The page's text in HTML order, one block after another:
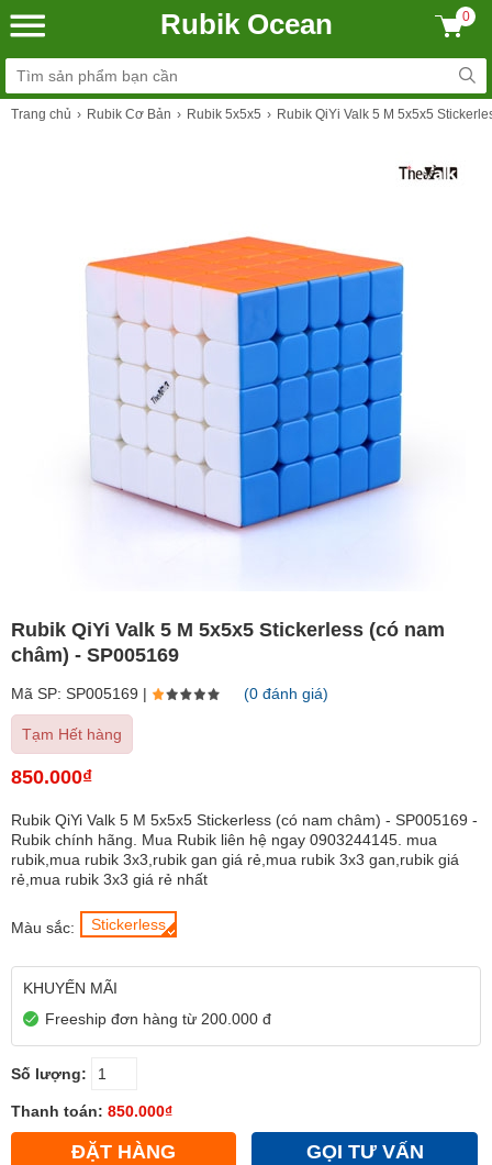
Rubik Ocean 0
Trang chủ Rubik Cơ Bản Rubik 5x5x5 Rubik QiYi Valk 5 M 5x5x5
Rubik QiYi Valk 5 M 5x5x5 Stickerless (có nam
châm) - SP005169
Mã SP: SP005169 | (0 đánh giá)
Tạm Hết hàng
850.000₫
Rubik QiYi Valk 5 M 5x5x5 Stickerless (có nam châm) - SP005169 -
Rubik chính hãng. Mua Rubik liên hệ ngay 0903244145. mua
rubik,mua rubik 3x3,rubik gan giá rẻ,mua rubik 3x3 gan,rubik giá
rẻ,mua rubik 3x3 giá rẻ nhất
Màu sắc: Stickerless
KHUYẾN MÃI
Freeship đơn hàng từ 200.000 đ
Số lượng:
Thanh toán: 850.000₫
ĐẶT HÀNG GỌI TƯ VẤN